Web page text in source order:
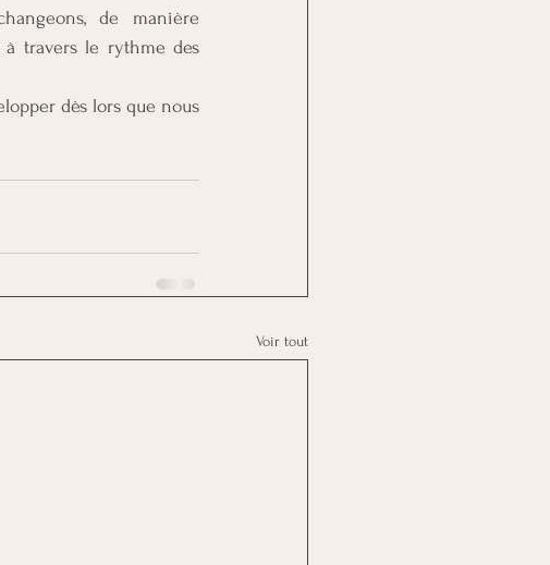
de manière
à travers le rythme des
dès lors que nous
Voir tout